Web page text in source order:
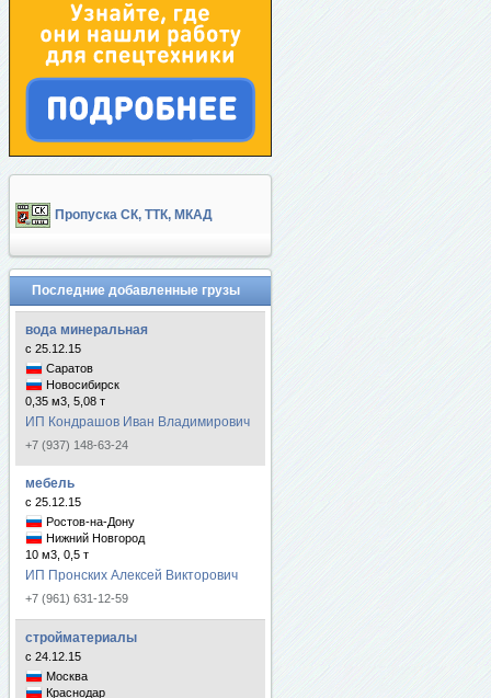
Пропуска СК, ТТК, МКАД
Последние добавленные грузы
вода минеральная
с 25.12.15
Саратов
Новосибирск
0,35 м3, 5,08 т
ИП Кондрашов Иван Владимирович
+7 (937) 148-63-24
мебель
с 25.12.15
Ростов-на-Дону
Нижний Новгород
10 м3, 0,5 т
ИП Пронских Алексей Викторович
+7 (961) 631-12-59
стройматериалы
с 24.12.15
Москва
Краснодар